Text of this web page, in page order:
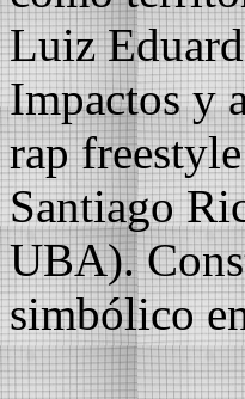
Luiz
Impactos y
rap
Santiago
UBA).
simbólico